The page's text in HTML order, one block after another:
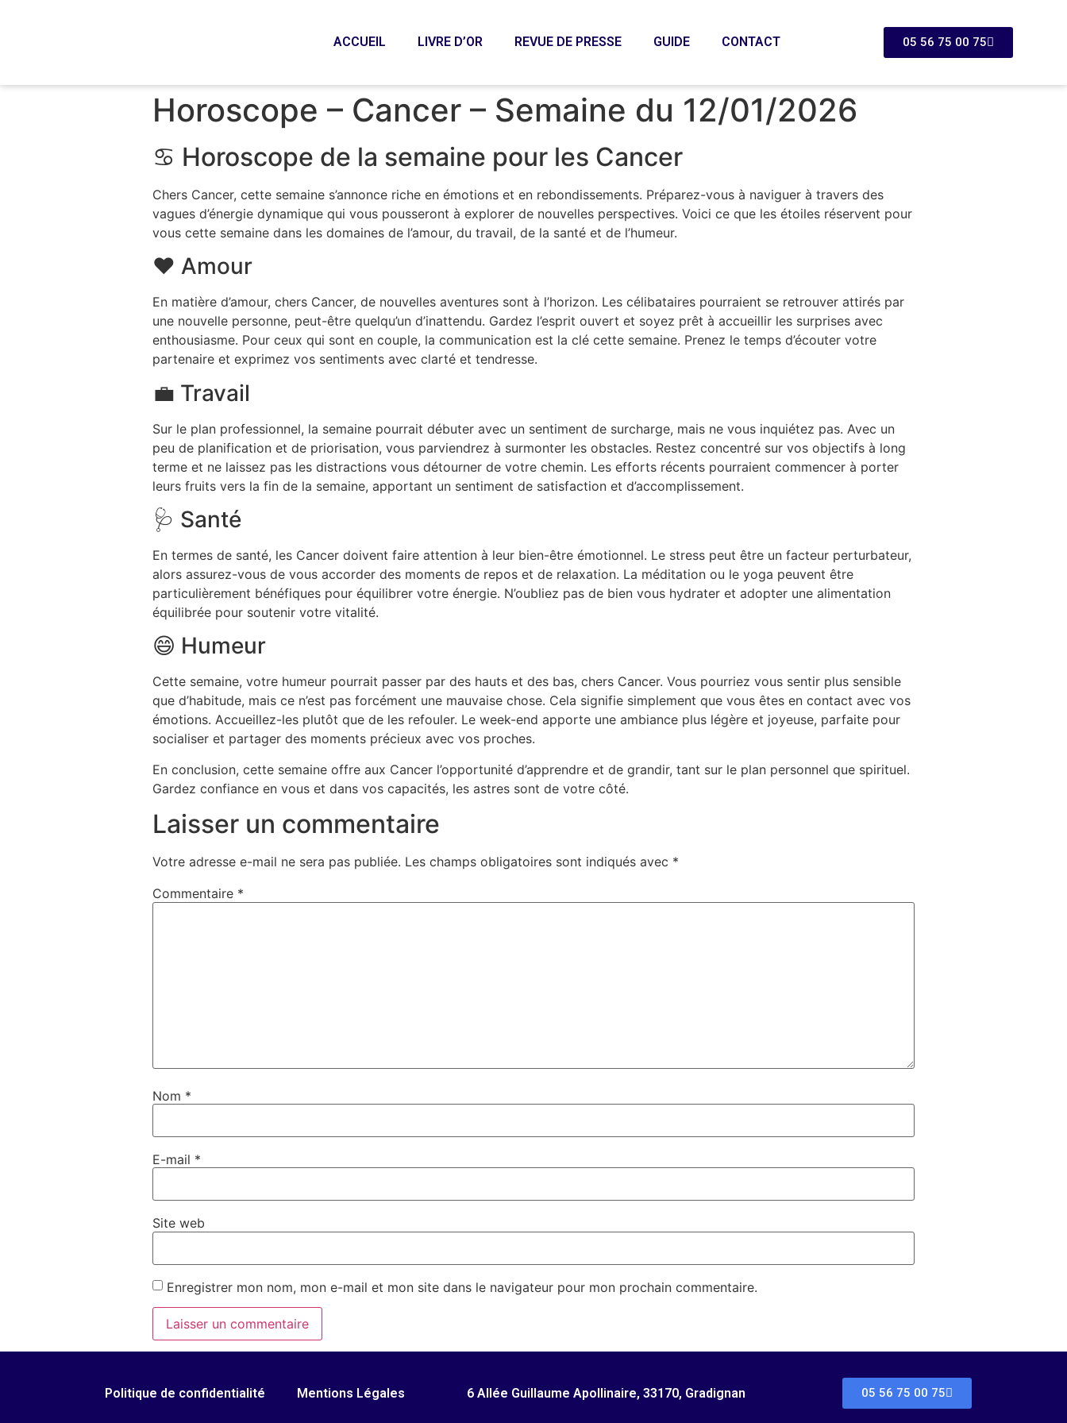
ACCUEIL LIVRE D’OR REVUE DE PRESSE GUIDE CONTACT 05 56 75 00 75
Horoscope – Cancer – Semaine du 12/01/2026
♋ Horoscope de la semaine pour les Cancer
Chers Cancer, cette semaine s’annonce riche en émotions et en rebondissements. Préparez-vous à naviguer à travers des
vagues d’énergie dynamique qui vous pousseront à explorer de nouvelles perspectives. Voici ce que les étoiles réservent pour
vous cette semaine dans les domaines de l’amour, du travail, de la santé et de l’humeur.
❤️ Amour
En matière d’amour, chers Cancer, de nouvelles aventures sont à l’horizon. Les célibataires pourraient se retrouver attirés par
une nouvelle personne, peut-être quelqu’un d’inattendu. Gardez l’esprit ouvert et soyez prêt à accueillir les surprises avec
enthousiasme. Pour ceux qui sont en couple, la communication est la clé cette semaine. Prenez le temps d’écouter votre
partenaire et exprimez vos sentiments avec clarté et tendresse.
💼 Travail
Sur le plan professionnel, la semaine pourrait débuter avec un sentiment de surcharge, mais ne vous inquiétez pas. Avec un
peu de planification et de priorisation, vous parviendrez à surmonter les obstacles. Restez concentré sur vos objectifs à long
terme et ne laissez pas les distractions vous détourner de votre chemin. Les efforts récents pourraient commencer à porter
leurs fruits vers la fin de la semaine, apportant un sentiment de satisfaction et d’accomplissement.
🩺 Santé
En termes de santé, les Cancer doivent faire attention à leur bien-être émotionnel. Le stress peut être un facteur perturbateur,
alors assurez-vous de vous accorder des moments de repos et de relaxation. La méditation ou le yoga peuvent être
particulièrement bénéfiques pour équilibrer votre énergie. N’oubliez pas de bien vous hydrater et adopter une alimentation
équilibrée pour soutenir votre vitalité.
😄 Humeur
Cette semaine, votre humeur pourrait passer par des hauts et des bas, chers Cancer. Vous pourriez vous sentir plus sensible
que d’habitude, mais ce n’est pas forcément une mauvaise chose. Cela signifie simplement que vous êtes en contact avec vos
émotions. Accueillez-les plutôt que de les refouler. Le week-end apporte une ambiance plus légère et joyeuse, parfaite pour
socialiser et partager des moments précieux avec vos proches.
En conclusion, cette semaine offre aux Cancer l’opportunité d’apprendre et de grandir, tant sur le plan personnel que spirituel.
Gardez confiance en vous et dans vos capacités, les astres sont de votre côté.
Laisser un commentaire
Votre adresse e-mail ne sera pas publiée. Les champs obligatoires sont indiqués avec *
Commentaire *
Nom *
E-mail *
Site web
Enregistrer mon nom, mon e-mail et mon site dans le navigateur pour mon prochain commentaire.
Politique de confidentialité Mentions Légales 6 Allée Guillaume Apollinaire, 33170, Gradignan 05 56 75 00 75